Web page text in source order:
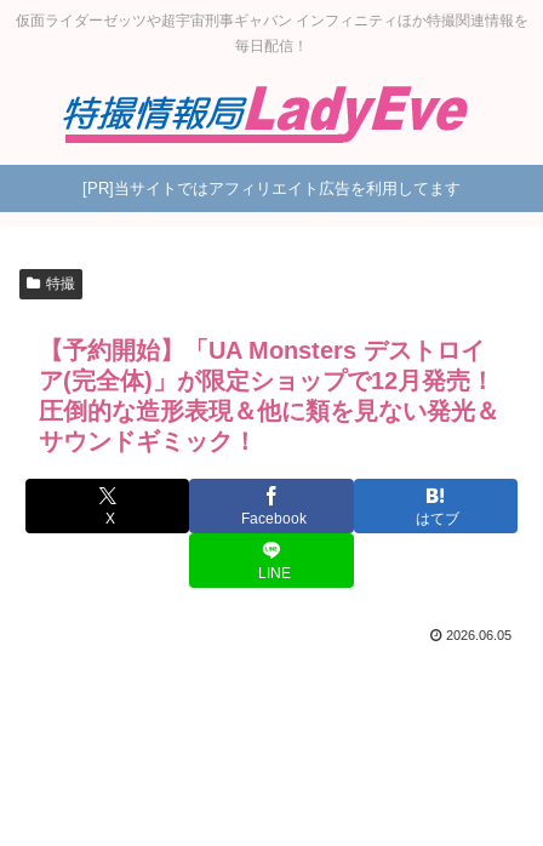
仮面ライダーゼッツや超宇宙刑事ギャバン インフィニティほか特撮関連情報を
毎日配信！
[PR]当サイトではアフィリエイト広告を利用してます
特撮
【予約開始】「UA Monsters デストロイ
ア(完全体)」が限定ショップで12月発売！
圧倒的な造形表現＆他に類を見ない発光＆
サウンドギミック！
X Facebook はてブ
LINE
2026.06.05